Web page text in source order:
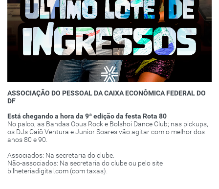
ASSOCIAÇÃO DO PESSOAL DA CAIXA ECONÔMICA FEDERAL DO
DF
Está chegando a hora da 9ª edição da festa Rota 80
No palco, as Bandas Opus Rock e Bolshoi Dance Club; nas pickups,
os DJs Caiô Ventura e Junior Soares vão agitar com o melhor dos
anos 80 e 90.
Associados: Na secretaria do clube.
Não-associados: Na secretaria do clube ou pelo site
bilheteriadigital.com (com taxas).